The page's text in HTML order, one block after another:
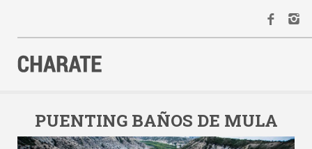
AGENDA
ACTIVIDADES
PUENTING BAÑOS DE MULA